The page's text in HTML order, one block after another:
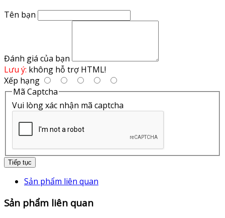
Tên bạn
Đánh giá của bạn
Lưu ý: không hỗ trợ HTML!
Xếp hạng
Mã Captcha
Vui lòng xác nhận mã captcha
Tiếp tục
Sản phẩm liên quan
Sản phẩm liên quan